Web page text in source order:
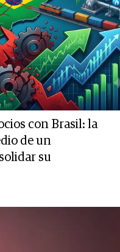
con Brasil: la
de un
su